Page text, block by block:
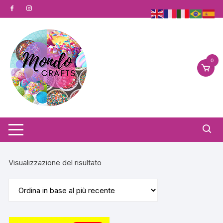
al
0
Visualizzazione del risultato